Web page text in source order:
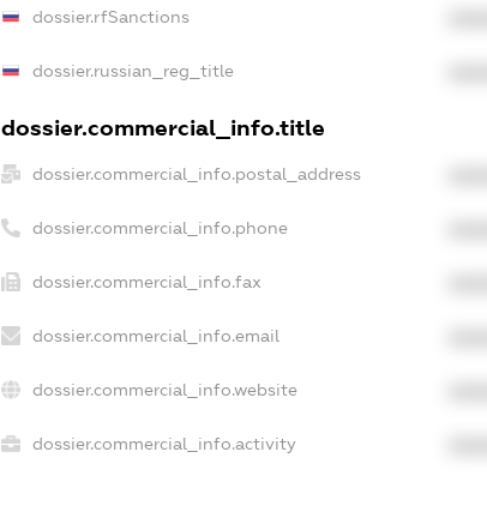
dossier.rfSanctions
dossier.russian_reg_title
dossier.commercial_info.title
dossier.commercial_info.postal_address
dossier.commercial_info.phone
dossier.commercial_info.fax
dossier.commercial_info.email
dossier.commercial_info.website
dossier.commercial_info.activity